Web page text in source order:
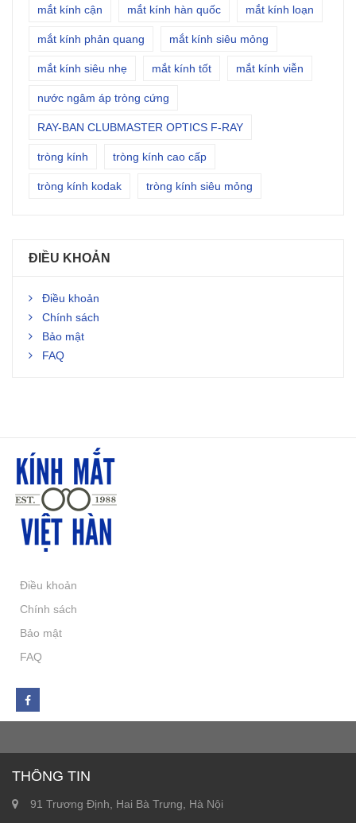
mắt kính cận mắt kính hàn quốc mắt kính loạn
mắt kính phản quang mắt kính siêu mỏng
mắt kính siêu nhẹ mắt kính tốt mắt kính viễn
nước ngâm áp tròng cứng
RAY-BAN CLUBMASTER OPTICS F-RAY
tròng kính tròng kính cao cấp
tròng kính kodak tròng kính siêu mỏng
ĐIỀU KHOẢN
Điều khoản
Chính sách
Bảo mật
FAQ
Điều khoản
Chính sách
Bảo mật
FAQ
THÔNG TIN
91 Trương Định, Hai Bà Trưng, Hà Nội